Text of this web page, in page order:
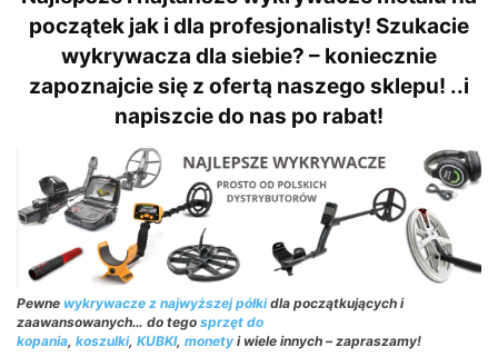
początek jak i dla profesjonalisty! Szukacie
wykrywacza dla siebie? – koniecznie
zapoznajcie się z ofertą naszego sklepu! ..i
napiszcie do nas po rabat!
Pewne wykrywacze z najwyższej półkidla początkujących i
zaawansowanych… do tego sprzęt do
kopania, koszulki, KUBKI, monety i wiele innych – zapraszamy!